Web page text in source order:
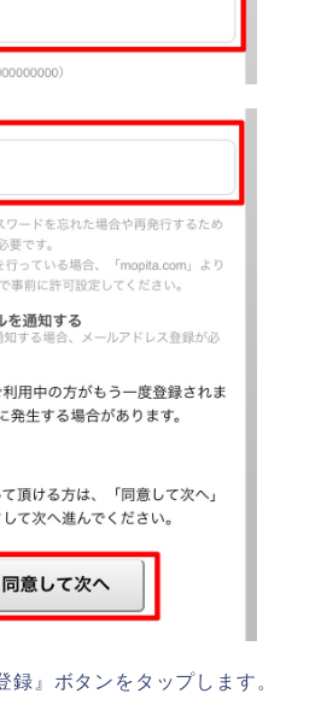
録』ボタンをタップします。